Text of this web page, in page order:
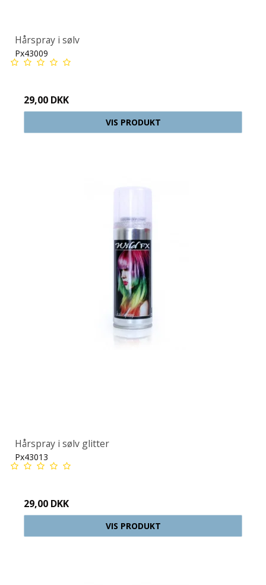
Hårspray i sølv
Px43009
29,00 DKK
VIS PRODUKT
Hårspray i sølv glitter
Px43013
29,00 DKK
VIS PRODUKT